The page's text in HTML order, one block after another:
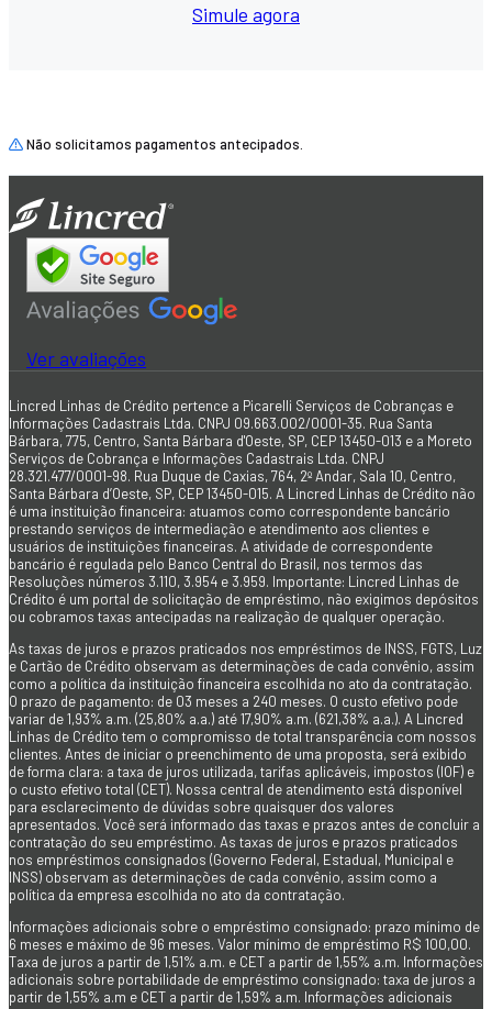
Simule agora
Não solicitamos pagamentos antecipados.
Ver avaliações
Lincred Linhas de Crédito pertence a Picarelli Serviços de Cobranças e
Informações Cadastrais Ltda. CNPJ 09.663.002/0001-35. Rua Santa
Bárbara, 775, Centro, Santa Bárbara d'Oeste, SP, CEP 13450-013 e a Moreto
Serviços de Cobrança e Informações Cadastrais Ltda. CNPJ
28.321.477/0001-98. Rua Duque de Caxias, 764, 2º Andar, Sala 10, Centro,
Santa Bárbara d’Oeste, SP, CEP 13450-015. A Lincred Linhas de Crédito não
é uma instituição financeira: atuamos como correspondente bancário
prestando serviços de intermediação e atendimento aos clientes e
usuários de instituições financeiras. A atividade de correspondente
bancário é regulada pelo Banco Central do Brasil, nos termos das
Resoluções números 3.110, 3.954 e 3.959. Importante: Lincred Linhas de
Crédito é um portal de solicitação de empréstimo, não exigimos depósitos
ou cobramos taxas antecipadas na realização de qualquer operação.
As taxas de juros e prazos praticados nos empréstimos de INSS, FGTS, Luz
e Cartão de Crédito observam as determinações de cada convênio, assim
como a política da instituição financeira escolhida no ato da contratação.
O prazo de pagamento: de 03 meses a 240 meses. O custo efetivo pode
variar de 1,93% a.m. (25,80% a.a.) até 17,90% a.m. (621,38% a.a.). A Lincred
Linhas de Crédito tem o compromisso de total transparência com nossos
clientes. Antes de iniciar o preenchimento de uma proposta, será exibido
de forma clara: a taxa de juros utilizada, tarifas aplicáveis, impostos (IOF) e
o custo efetivo total (CET). Nossa central de atendimento está disponível
para esclarecimento de dúvidas sobre quaisquer dos valores
apresentados. Você será informado das taxas e prazos antes de concluir a
contratação do seu empréstimo. As taxas de juros e prazos praticados
nos empréstimos consignados (Governo Federal, Estadual, Municipal e
INSS) observam as determinações de cada convênio, assim como a
política da empresa escolhida no ato da contratação.
Informações adicionais sobre o empréstimo consignado: prazo mínimo de
6 meses e máximo de 96 meses. Valor mínimo de empréstimo R$ 100,00.
Taxa de juros a partir de 1,51% a.m. e CET a partir de 1,55% a.m. Informações
adicionais sobre portabilidade de empréstimo consignado: taxa de juros a
partir de 1,55% a.m e CET a partir de 1,59% a.m. Informações adicionais